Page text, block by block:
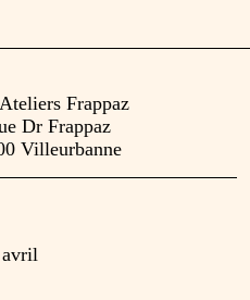
Frappaz
Dr Frappaz
Villeurbanne